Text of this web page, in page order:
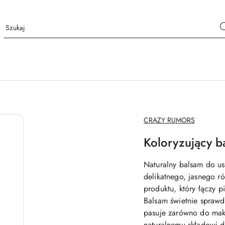
NAZWA
PRODUCENTA:
CRAZY RUMORS
Koloryzujący
Naturalny balsam do
delikatnego, jasnego
produktu, który łączy
Balsam świetnie
pasuje zarówno do